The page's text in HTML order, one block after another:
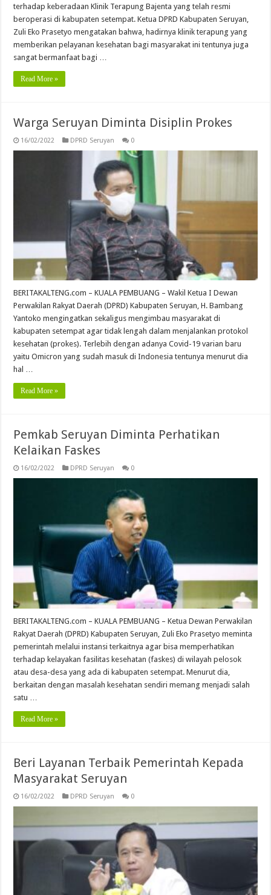
terhadap keberadaan Klinik Terapung Bajenta yang telah resmi
beroperasi di kabupaten setempat. Ketua DPRD Kabupaten Seruyan,
Zuli Eko Prasetyo mengatakan bahwa, hadirnya klinik terapung yang
memberikan pelayanan kesehatan bagi masyarakat ini tentunya juga
sangat bermanfaat bagi …
Read More »
Warga Seruyan Diminta Disiplin Prokes
16/02/2022 DPRD Seruyan 0
BERITAKALTENG.com – KUALA PEMBUANG – Wakil Ketua I Dewan
Perwakilan Rakyat Daerah (DPRD) Kabupaten Seruyan, H. Bambang
Yantoko mengingatkan sekaligus mengimbau masyarakat di
kabupaten setempat agar tidak lengah dalam menjalankan protokol
kesehatan (prokes). Terlebih dengan adanya Covid-19 varian baru
yaitu Omicron yang sudah masuk di Indonesia tentunya menurut dia
hal …
Read More »
Pemkab Seruyan Diminta Perhatikan
Kelaikan Faskes
16/02/2022 DPRD Seruyan 0
BERITAKALTENG.com – KUALA PEMBUANG – Ketua Dewan Perwakilan
Rakyat Daerah (DPRD) Kabupaten Seruyan, Zuli Eko Prasetyo meminta
pemerintah melalui instansi terkaitnya agar bisa memperhatikan
terhadap kelayakan fasilitas kesehatan (faskes) di wilayah pelosok
atau desa-desa yang ada di kabupaten setempat. Menurut dia,
berkaitan dengan masalah kesehatan sendiri memang menjadi salah
satu …
Read More »
Beri Layanan Terbaik Pemerintah Kepada
Masyarakat Seruyan
16/02/2022 DPRD Seruyan 0